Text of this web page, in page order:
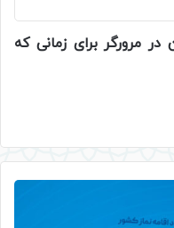
مرورگر برای زمانی که